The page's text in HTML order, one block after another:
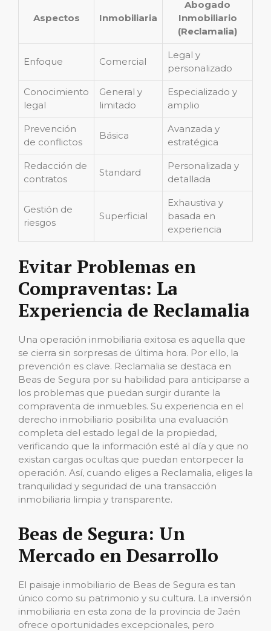
Aspectos Inmobiliaria
Abogado
Inmobiliario
(Reclamalia)
Enfoque Comercial
Legal y
personalizado
Conocimiento
legal
General y
limitado
Especializado y
amplio
Prevención
de conflictos
Básica
Avanzada y
estratégica
Redacción de
contratos
Standard
Personalizada y
detallada
Gestión de
riesgos
Superficial
Exhaustiva y
basada en
experiencia
Evitar Problemas en
Compraventas: La
Experiencia de Reclamalia
Una operación inmobiliaria exitosa es aquella que
se cierra sin sorpresas de última hora. Por ello, la
prevención es clave. Reclamalia se destaca en
Beas de Segura por su habilidad para anticiparse a
los problemas que puedan surgir durante la
compraventa de inmuebles. Su experiencia en el
derecho inmobiliario posibilita una evaluación
completa del estado legal de la propiedad,
verificando que la información esté al día y que no
existan cargas ocultas que puedan entorpecer la
operación. Así, cuando eliges a Reclamalia, eliges la
tranquilidad y seguridad de una transacción
inmobiliaria limpia y transparente.
Beas de Segura: Un
Mercado en Desarrollo
El paisaje inmobiliario de Beas de Segura es tan
único como su patrimonio y su cultura. La inversión
inmobiliaria en esta zona de la provincia de Jaén
ofrece oportunidades excepcionales, pero